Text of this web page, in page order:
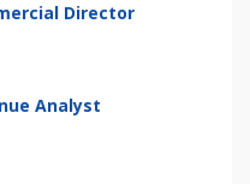
Director
Analyst